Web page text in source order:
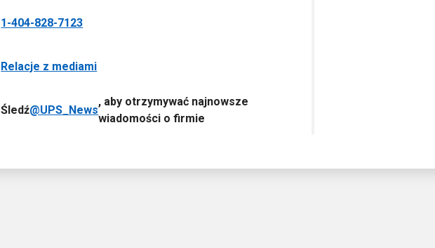
1-404-828-7123
Relacje z mediami
Śledź@UPS_News
, aby otrzymywać najnowsze
wiadomości o firmie